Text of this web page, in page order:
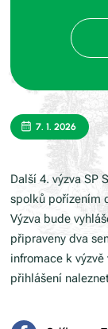
7. 1. 2026
Další 4. výzva SP
spolků pořízením
Výzva bude
připraveny dva
infromace k
přihlášení